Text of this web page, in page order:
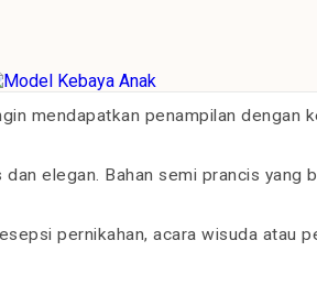
mendapatkan penampilan dengan
elegan. Bahan semi prancis
pernikahan, acara wisuda atau